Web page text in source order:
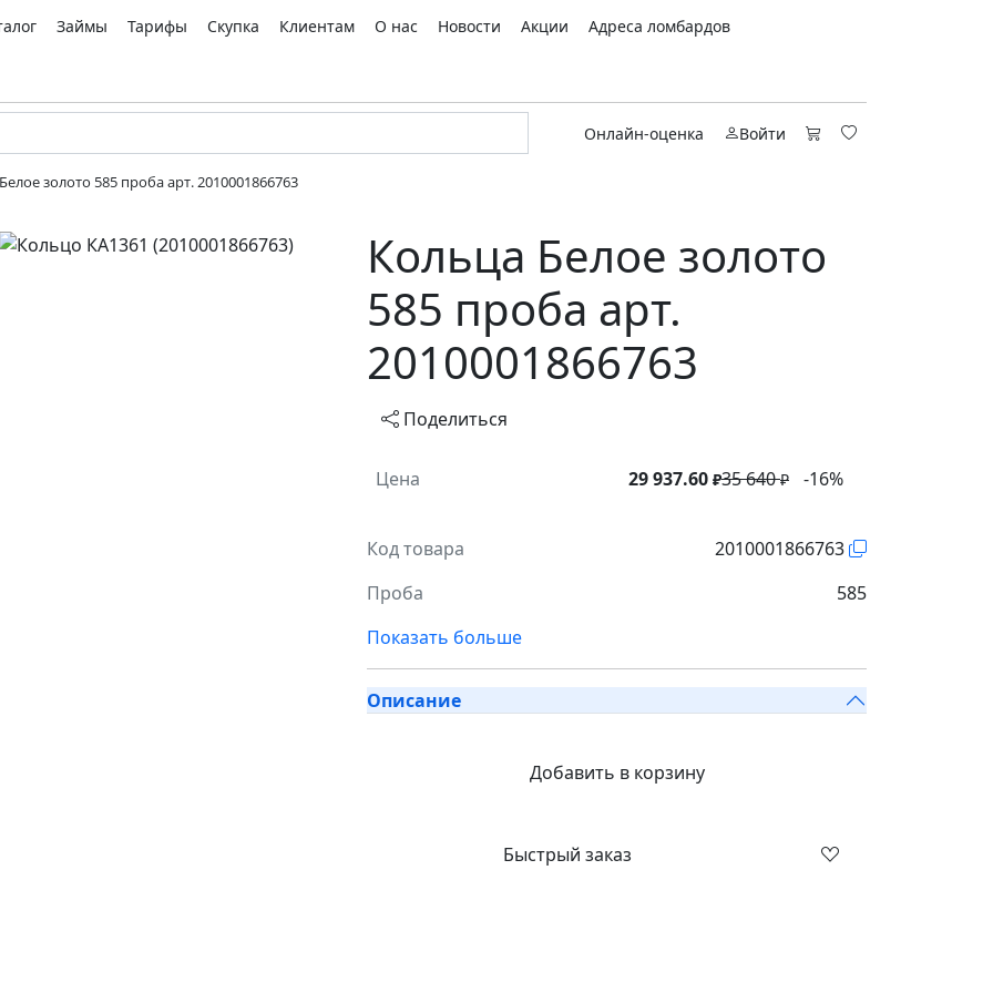
Займы Тарифы Скупка Клиентам О нас Новости Акции
Адреса ломбардов
Онлайн-оценка Войти
золото 585 проба арт. 2010001866763
Кольца Белое золото
585 проба арт.
2010001866763
Поделиться
Цена 29 937.60 ₽35 640₽ -16%
Код товара
2010001866763
Проба
585
Показать больше
Описание
Добавить в корзину
Быстрый заказ